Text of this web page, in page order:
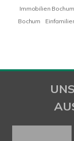
Immobilien Bochum
Bochum